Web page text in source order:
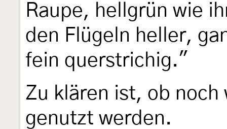
Raupe, hellgrün wie
den Flügeln heller,
fein querstrichig."
Zu klären ist, ob
genutzt werden.